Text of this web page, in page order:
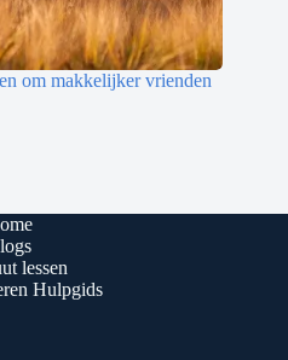
om makkelijker vrienden
lessen
Hulpgids